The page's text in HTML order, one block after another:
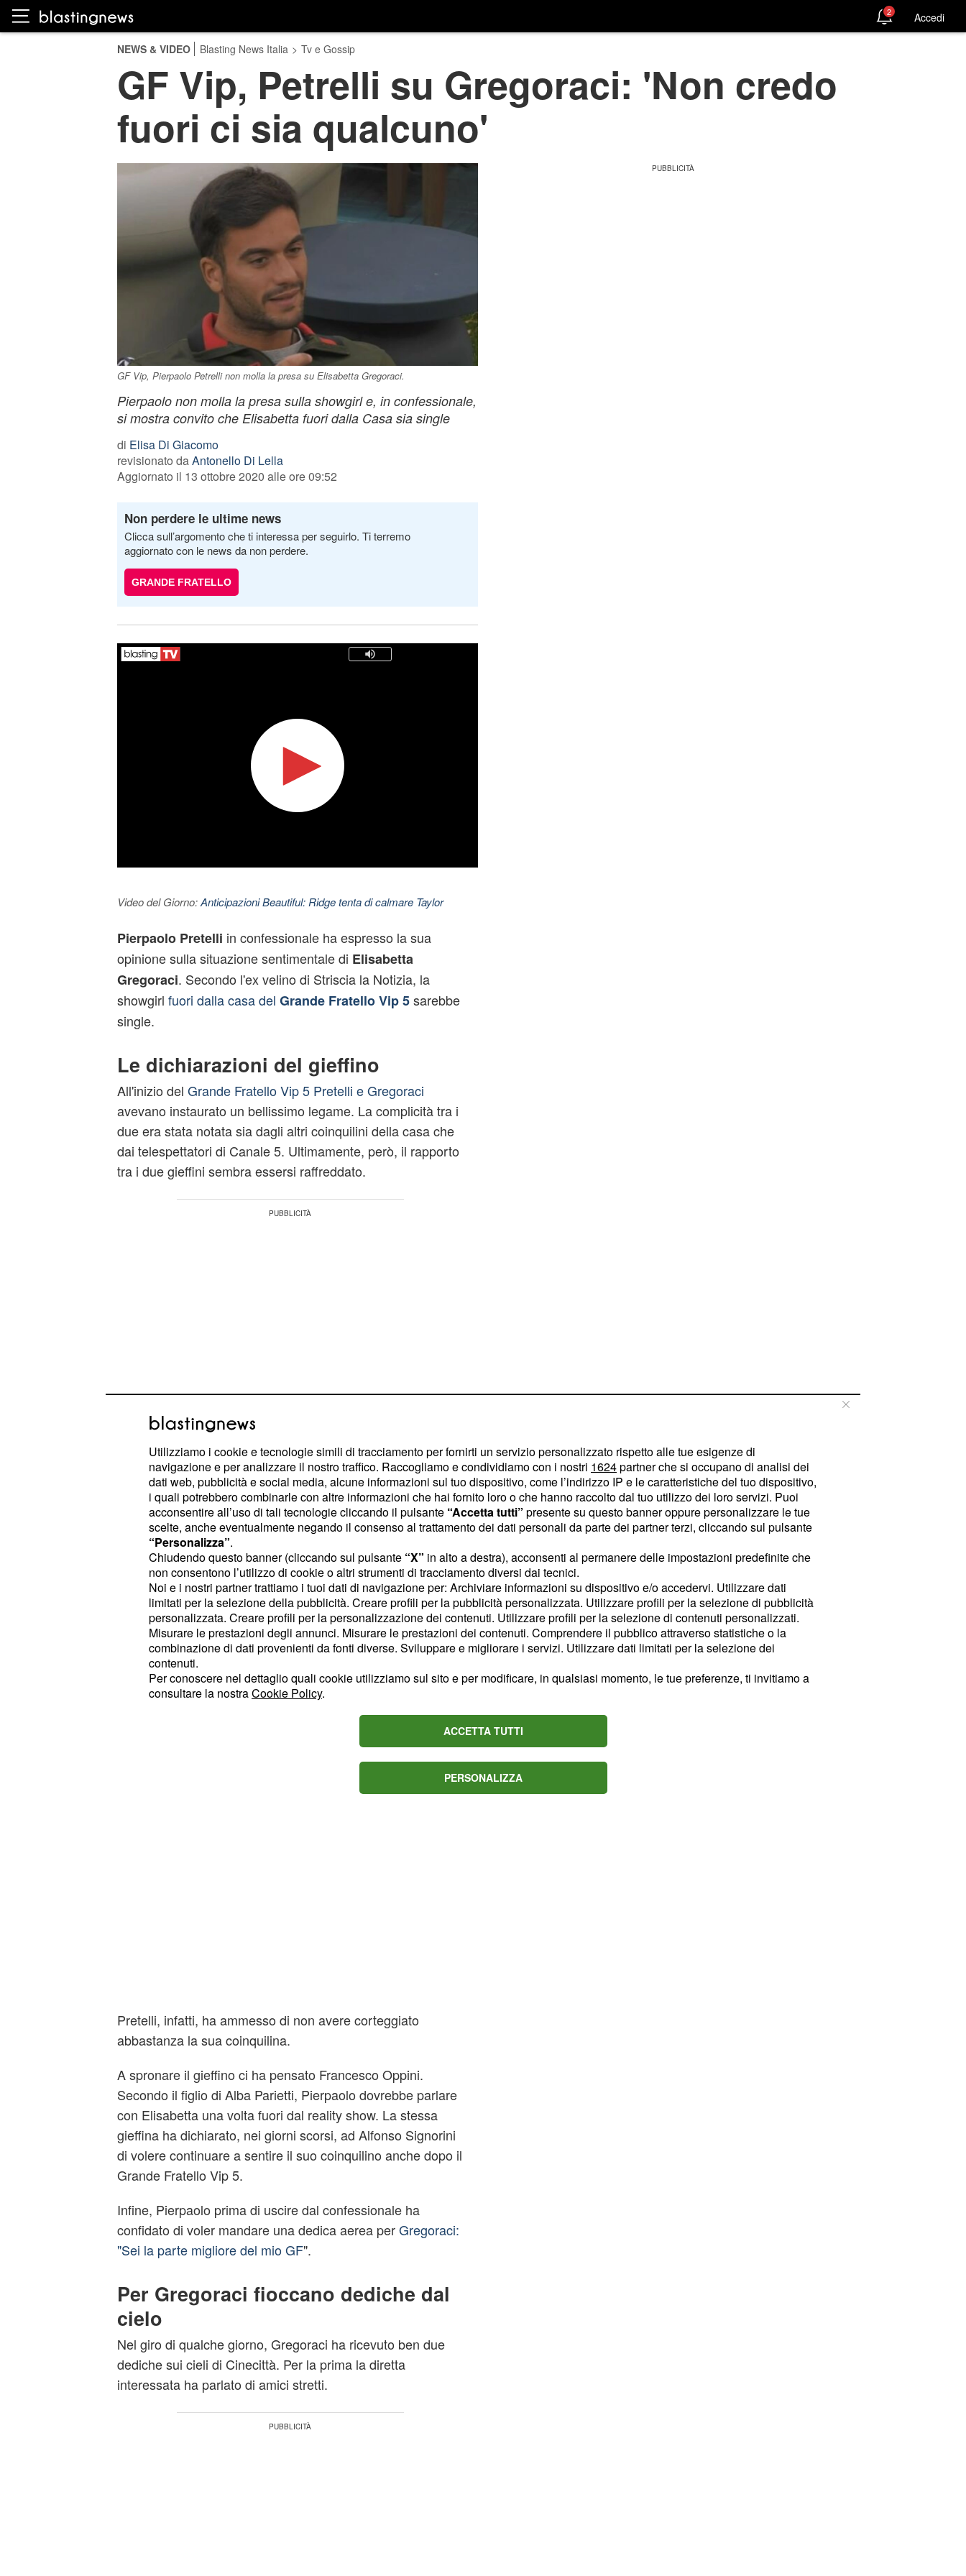
2 Accedi
NEWS & VIDEO Blasting News Italia > Tv e Gossip
GF Vip, Petrelli su Gregoraci: 'Non credo
fuori ci sia qualcuno'
GF Vip, Pierpaolo Petrelli non molla la presa su Elisabetta Gregoraci.
Pierpaolo non molla la presa sulla showgirl e, in confessionale,
si mostra convito che Elisabetta fuori dalla Casa sia single
di Elisa Di Giacomo
revisionato daAntonello Di Lella
Aggiornato il 13 ottobre 2020 alle ore 09:52
Non perdere le ultime news
Clicca sull’argomento che ti interessa per seguirlo. Ti terremo
aggiornato con le news da non perdere.
GRANDE FRATELLO
Video del Giorno:Anticipazioni Beautiful: Ridge tenta di calmare Taylor
Pierpaolo Pretelli in confessionale ha espresso la sua
opinione sulla situazione sentimentale di Elisabetta
Gregoraci. Secondo l'ex velino di Striscia la Notizia, la
showgirl fuori dalla casa del Grande Fratello Vip 5sarebbe
single.
Le dichiarazioni del gieffino
All'inizio del Grande Fratello Vip 5 Pretelli e Gregoraci
avevano instaurato un bellissimo legame. La complicità tra i
due era stata notata sia dagli altri coinquilini della casa che
dai telespettatori di Canale 5. Ultimamente, però, il rapporto
tra i due gieffini sembra essersi raffreddato.
In più occasioni la 40enne di Soverato (Catanzaro) ha
parlato di un'amicizia speciale, ma poi ha messo dei paletti
alla conoscenza. In realtà il gieffino un passo falso lo
avrebbe commesso: Pierpaolo aveva riferito a Matilde
Brandi una confidenza della Gregoraci, poi smentita dalla
diretta interessata.
Nel pomeriggio di lunedì 12 ottobre, Pretelli ha commentato
le dediche aeree arrivate alla Gregoraci. Secondo il 30enne,
Elisabetta fuori dalla Casa non ha nessuna fiamma. Il
gieffino ha chiosato: "Non penso ci sia qualcuno fuori".
Pretelli è convinto che l'ex moglie di Flavio Briatore non
voglia sbilanciarsi davanti alle telecamere. Inoltre, Pierpaolo
ha confidato che la causa del raffreddamento potrebbe
Pretelli, infatti, ha ammesso di non avere corteggiato
abbastanza la sua coinquilina.
A spronare il gieffino ci ha pensato Francesco Oppini.
Secondo il figlio di Alba Parietti, Pierpaolo dovrebbe parlare
con Elisabetta una volta fuori dal reality show. La stessa
gieffina ha dichiarato, nei giorni scorsi, ad Alfonso Signorini
di volere continuare a sentire il suo coinquilino anche dopo il
Grande Fratello Vip 5.
Infine, Pierpaolo prima di uscire dal confessionale ha
confidato di voler mandare una dedica aerea perGregoraci:
"Sei la parte migliore del mio GF".
Per Gregoraci fioccano dediche dal
cielo
Nel giro di qualche giorno, Gregoraci ha ricevuto ben due
dediche sui cieli di Cinecittà. Per la prima la diretta
interessata ha parlato di amici stretti.
Utilizziamo i cookie e tecnologie simili di tracciamento per fornirti un servizio personalizzato rispetto alle tue esigenze di
navigazione e per analizzare il nostro traffico. Raccogliamo e condividiamo con i nostri 1624partner che si occupano di analisi dei
dati web, pubblicità e social media, alcune informazioni sul tuo dispositivo, come l’indirizzo IP e le caratteristiche del tuo dispositivo,
i quali potrebbero combinarle con altre informazioni che hai fornito loro o che hanno raccolto dal tuo utilizzo dei loro servizi. Puoi
acconsentire all’uso di tali tecnologie cliccando il pulsante “Accetta tutti” presente su questo banner oppure personalizzare le tue
scelte, anche eventualmente negando il consenso al trattamento dei dati personali da parte dei partner terzi, cliccando sul pulsante
“Personalizza”.
Chiudendo questo banner (cliccando sul pulsante “X” in alto a destra), acconsenti al permanere delle impostazioni predefinite che
non consentono l’utilizzo di cookie o altri strumenti di tracciamento diversi dai tecnici.
Noi e i nostri partner trattiamo i tuoi dati di navigazione per: Archiviare informazioni su dispositivo e/o accedervi. Utilizzare dati
limitati per la selezione della pubblicità. Creare profili per la pubblicità personalizzata. Utilizzare profili per la selezione di pubblicità
personalizzata. Creare profili per la personalizzazione dei contenuti. Utilizzare profili per la selezione di contenuti personalizzati.
Misurare le prestazioni degli annunci. Misurare le prestazioni dei contenuti. Comprendere il pubblico attraverso statistiche o la
combinazione di dati provenienti da fonti diverse. Sviluppare e migliorare i servizi. Utilizzare dati limitati per la selezione dei
contenuti.
Per conoscere nel dettaglio quali cookie utilizziamo sul sito e per modificare, in qualsiasi momento, le tue preferenze, ti invitiamo a
consultare la nostraCookie Policy.
ACCETTA TUTTI
PERSONALIZZA